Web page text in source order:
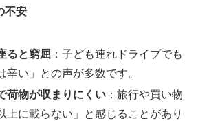
不安
ると窮屈 ：子ども連れドライブでも
辛い」との声が多数です。
荷物が収まりにくい ：旅行や買い物
上に載らない」と感じることがあり